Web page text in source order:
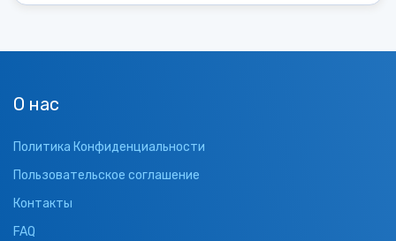
О нас
Политика Конфиденциальности
Пользовательское соглашение
Контакты
FAQ